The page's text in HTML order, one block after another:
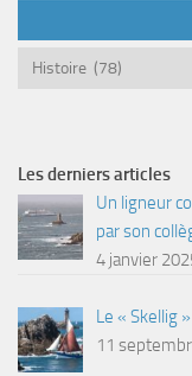
Catégories
Les derniers articles
Un ligneur
par son
4 janvier
Le « Skellig
11